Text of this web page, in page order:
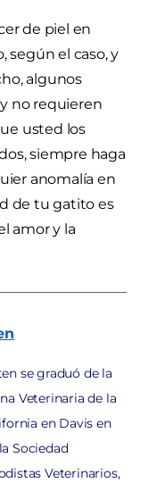
de piel en
según el caso, y
algunos
no requieren
usted los
siempre haga
anomalía en
de tu gatito es
amor y la
se graduó de la
Veterinaria de la
en Davis en
Sociedad
Veterinarios,